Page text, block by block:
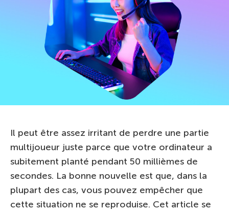
Il peut être assez irritant de perdre une partie
multijoueur juste parce que votre ordinateur a
subitement planté pendant 50 millièmes de
secondes. La bonne nouvelle est que, dans la
plupart des cas, vous pouvez empêcher que
cette situation ne se reproduise. Cet article se